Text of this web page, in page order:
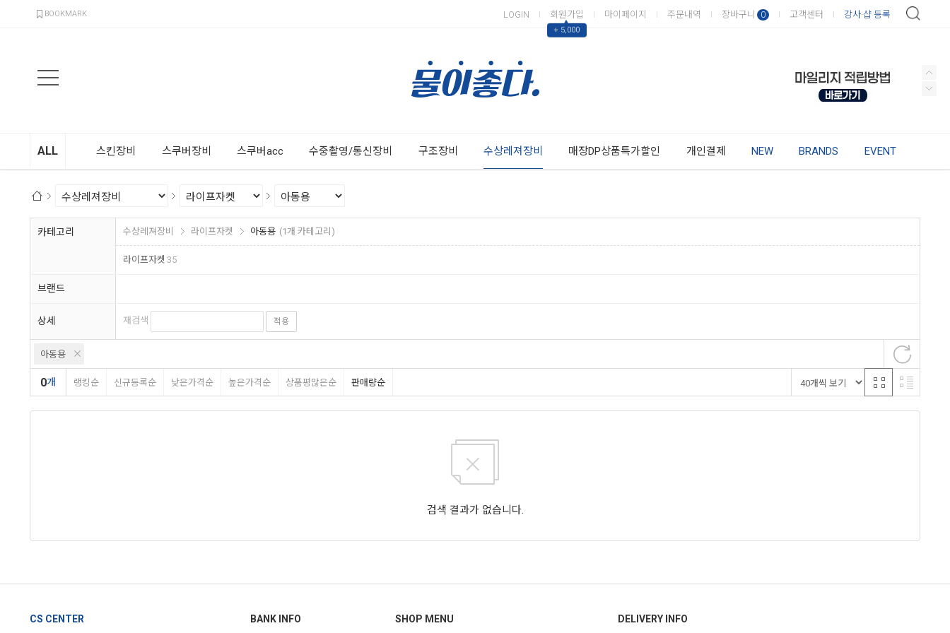
BOOKMARK LOGIN 회원가입
▲
+ 5,000
마이페이지 주문내역 장바구니 0 고객센터 강사·샵 등록
ALL 스킨장비 스쿠버장비 스쿠버acc 수중촬영/통신장비 구조장비 수상레져장비 매장DP상품특가할인 개인결제 NEW BRANDS EVENT
카테고리 수상레져장비 라이프자켓 아동용 (1개 카테고리)
라이프자켓 35
브랜드
상세 재검색 적용
아동용
0개 랭킹순 신규등록순 낮은가격순 높은가격순 상품평많은순 판매량순
검색 결과가 없습니다.
CS CENTER BANK INFO SHOP MENU DELIVERY INFO